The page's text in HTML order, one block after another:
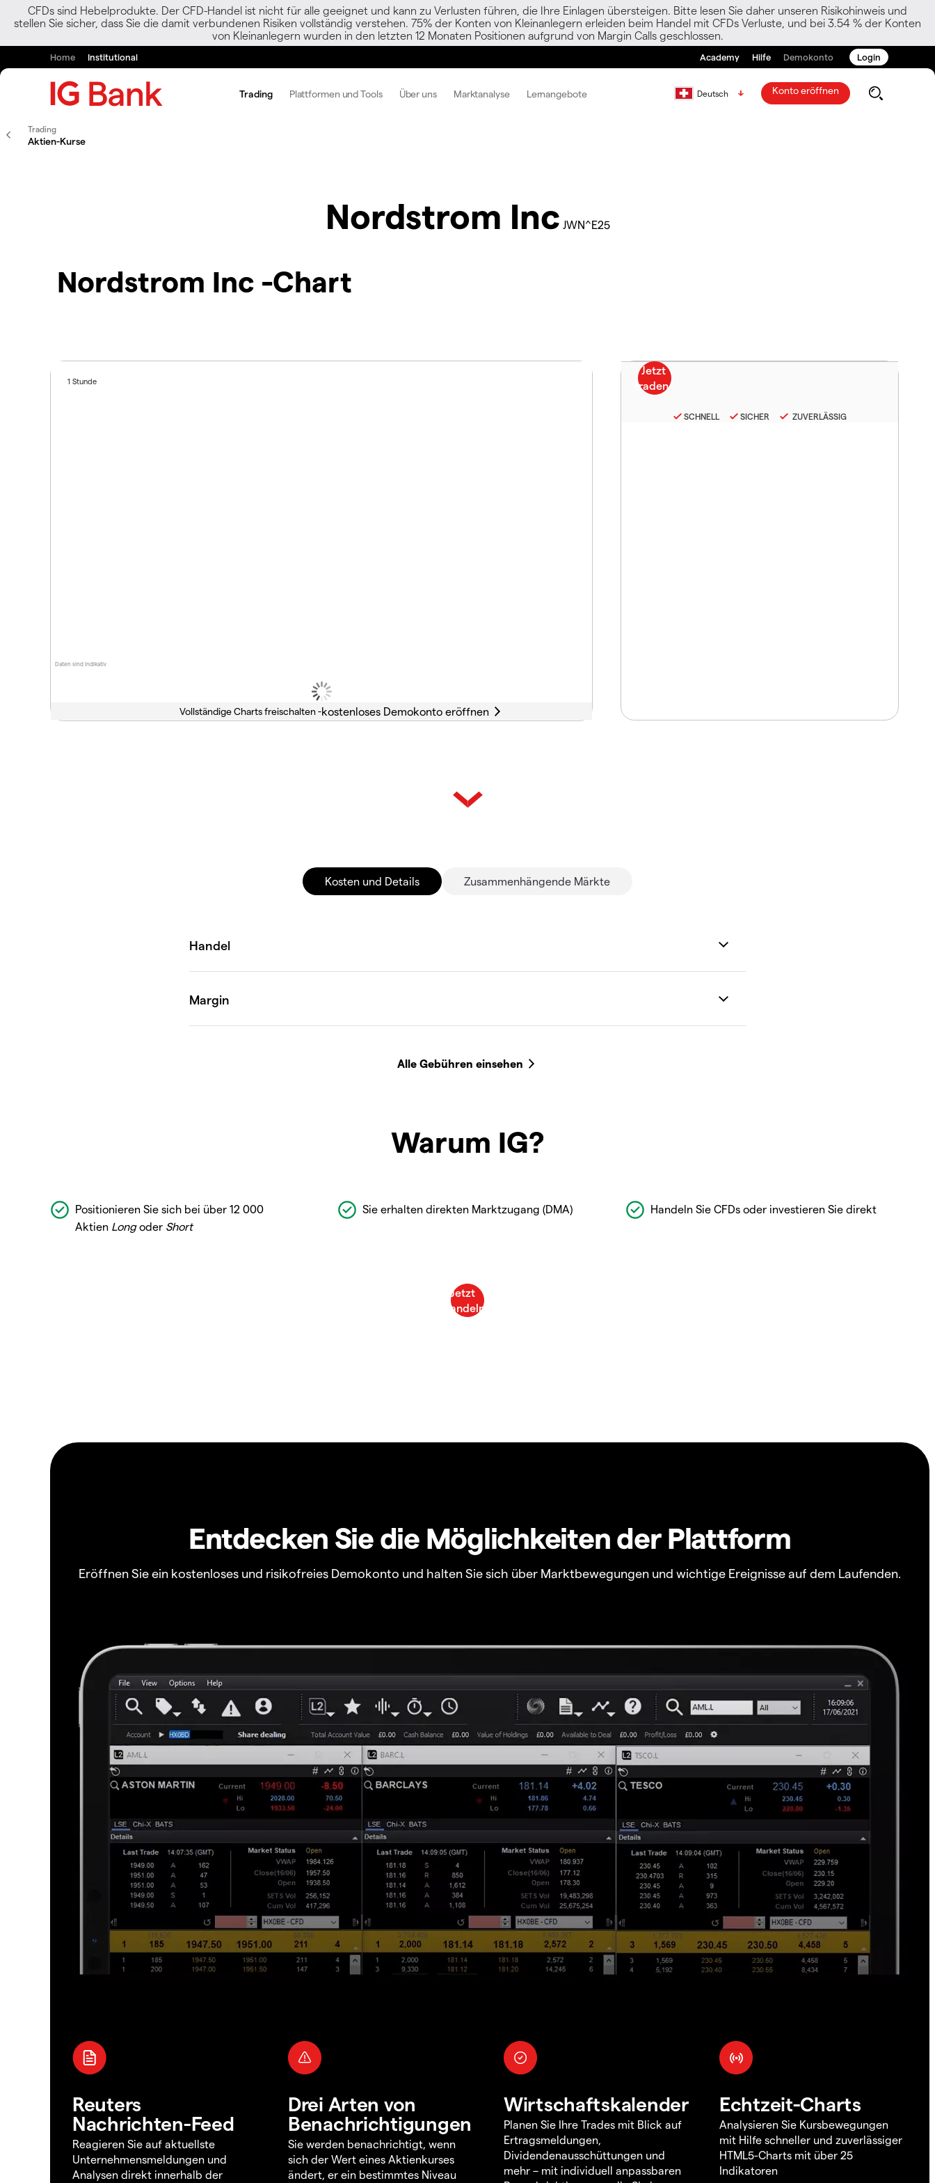
CFDs sind Hebelprodukte. Der CFD-Handel ist nicht für alle geeignet und kann zu Verlusten führen, die Ihre Einlagen übersteigen. Bitte lesen Sie daher unseren Risikohinweis und
stellen Sie sicher, dass Sie die damit verbundenen Risiken vollständig verstehen. 75% der Konten von Kleinanlegern erleiden beim Handel mit CFDs Verluste, und bei 3.54 % der Konten
von Kleinanlegern wurden in den letzten 12 Monaten Positionen aufgrund von Margin Calls geschlossen.
Home Institutional Academy Hilfe Demokonto Login
Trading Plattformen und Tools Über uns Marktanalyse Lernangebote Deutsch Konto eröffnen
Trading
Aktien-Kurse
Nordstrom Inc JWN^E25
Nordstrom Inc -Chart
Daten sind indikativ
1 Stunde
Vollständige Charts freischalten -
SCHNELL SICHER ZUVERLÄSSIG
Kosten und Details Zusammenhängende Märkte
Warum IG?
Positionieren Sie sich bei über 12 000
Aktien Longoder Short
Sie erhalten direkten Marktzugang (DMA) Handeln Sie CFDs oder investieren Sie direkt
Entdecken Sie die Möglichkeiten der Plattform
Eröffnen Sie ein kostenloses und risikofreies Demokonto und halten Sie sich über Marktbewegungen und wichtige Ereignisse auf dem Laufenden.
Reuters
Nachrichten-Feed
Reagieren Sie auf aktuellste
Unternehmensmeldungen und
Analysen direkt innerhalb der
Drei Arten von
Benachrichtigungen
Sie werden benachrichtigt, wenn
sich der Wert eines Aktienkurses
ändert, er ein bestimmtes Niveau
Wirtschaftskalender
Planen Sie Ihre Trades mit Blick auf
Ertragsmeldungen,
Dividendenausschüttungen und
mehr – mit individuell anpassbaren
Echtzeit-Charts
Analysieren Sie Kursbewegungen
mit Hilfe schneller und zuverlässiger
HTML5-Charts mit über 25
Indikatoren